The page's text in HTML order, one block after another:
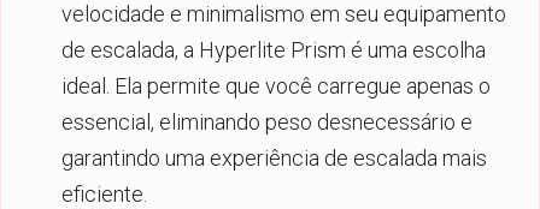
velocidade e minimalismo em seu equipamento
de escalada, a Hyperlite Prism é uma escolha
ideal. Ela permite que você carregue apenas o
essencial, eliminando peso desnecessário e
garantindo uma experiência de escalada mais
eficiente.